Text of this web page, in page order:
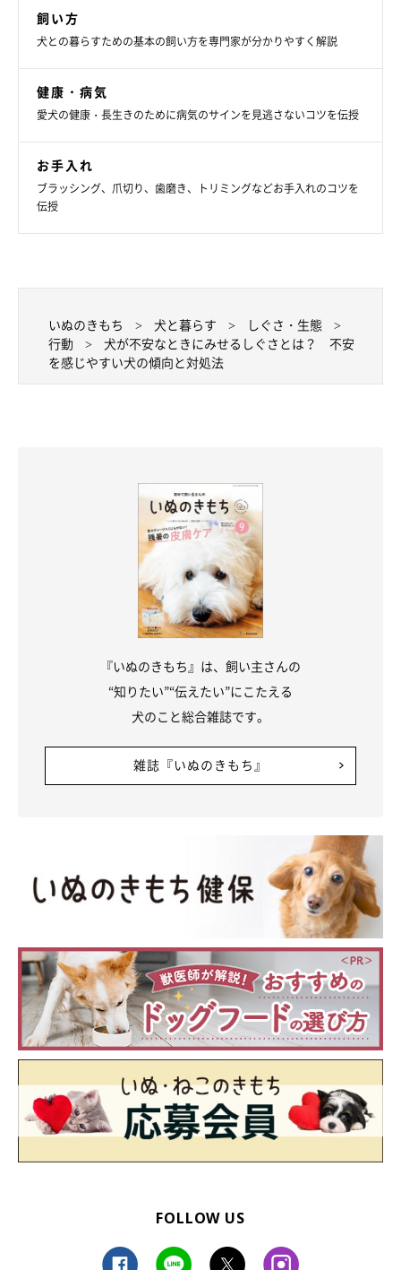
飼い方
犬との暮らすための基本の飼い方を専門家が分かりやすく解説
健康・病気
愛犬の健康・長生きのために病気のサインを見逃さないコツを伝授
お手入れ
ブラッシング、爪切り、歯磨き、トリミングなどお手入れのコツを
伝授
いぬのきもち 犬と暮らす
しぐさ・生態
行動
犬が不安なときにみせるしぐさとは？ 不安
を感じやすい犬の傾向と対処法
『いぬのきもち』は、飼い主さんの
“知りたい”“伝えたい”にこたえる
犬のこと総合雑誌です。
雑誌『いぬのきもち』
FOLLOW US